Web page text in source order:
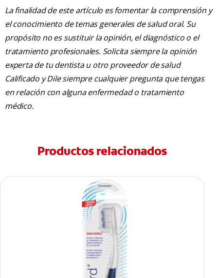
La finalidad de este artículo es fomentar la comprensión y
el conocimiento de temas generales de salud oral. Su
propósito no es sustituir la opinión, el diagnóstico o el
tratamiento profesionales. Solicita siempre la opinión
experta de tu dentista u otro proveedor de salud
Calificado y Dile siempre cualquier pregunta que tengas
en relación con alguna enfermedad o tratamiento
médico.
Productos relacionados